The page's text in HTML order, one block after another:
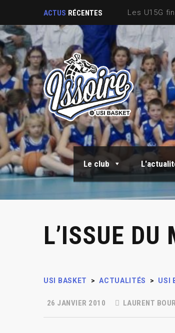
ACTUS RÉCENTES
Le club
L’ISSUE DU
USI BASKET > ACTUALITÉS > USI
26 JANVIER 2010 LAURENT